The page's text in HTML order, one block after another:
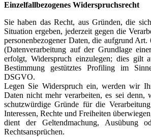
Einzelfallbezogenes Widerspruchsrecht
Sie haben das Recht, aus Gründen, die
Situation ergeben, jederzeit gegen die
personenbezogener Daten, die aufgrund
(Datenverarbeitung auf der Grundlage
erfolgt, Widerspruch einzulegen; dies gilt
Bestimmung gestütztes Profiling im
DSGVO.
Legen Sie Widerspruch ein, werden wir
Daten nicht mehr verarbeiten, es sei denn,
schutzwürdige Gründe für die
Interessen, Rechte und Freiheiten
dient der Geltendmachung, Ausübung
Rechtsansprüchen.